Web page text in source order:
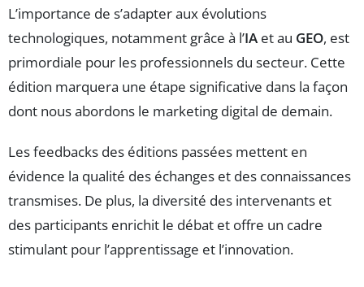
L’importance de s’adapter aux évolutions
technologiques, notamment grâce à l’IA et au GEO, est
primordiale pour les professionnels du secteur. Cette
édition marquera une étape significative dans la façon
dont nous abordons le marketing digital de demain.
Les feedbacks des éditions passées mettent en
évidence la qualité des échanges et des connaissances
transmises. De plus, la diversité des intervenants et
des participants enrichit le débat et offre un cadre
stimulant pour l’apprentissage et l’innovation.